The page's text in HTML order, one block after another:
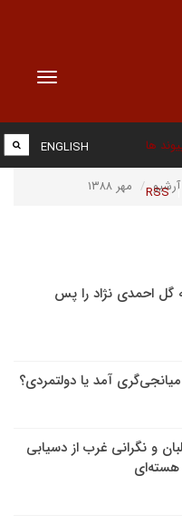
Toggle
ها
RSS
ENGLISH
آرشیو مهر ۱۳۸۸
احمدی نژاد را پس
آمد یا دولتمردی؟
و نگرانى غرب از دسيابى